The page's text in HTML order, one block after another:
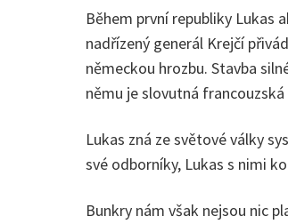
Během první republiky Lukas
nadřízený generál Krejčí
německou hrozbu. Stavba
němu je slovutná
Lukas zná ze světové války
své odborníky, Lukas s nimi
Bunkry nám však nejsou nic